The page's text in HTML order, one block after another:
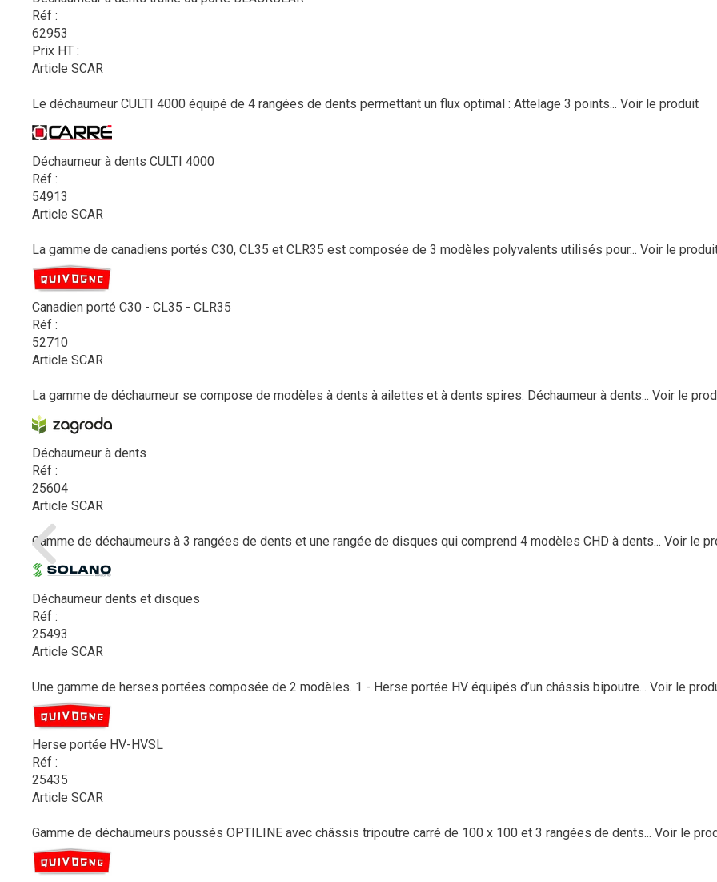
Réf :
62953
Prix HT :
Article SCAR
Le déchaumeur CULTI 4000 équipé de 4 rangées de dents permettant un flux optimal : Attelage 3 points... Voir le produit
Déchaumeur à dents CULTI 4000
Réf :
54913
Article SCAR
La gamme de canadiens portés C30, CL35 et CLR35 est composée de 3 modèles polyvalents utilisés pour... Voir le
Canadien porté C30 - CL35 - CLR35
Réf :
52710
Article SCAR
La gamme de déchaumeur se compose de modèles à dents à ailettes et à dents spires. Déchaumeur à dents... Voir le
Déchaumeur à dents
Réf :
25604
Article SCAR
Gamme de déchaumeurs à 3 rangées de dents et une rangée de disques qui comprend 4 modèles CHD à dents... Voir le
Déchaumeur dents et disques
Réf :
25493
Article SCAR
Une gamme de herses portées composée de 2 modèles. 1 - Herse portée HV équipés d’un châssis bipoutre... Voir le
Herse portée HV-HVSL
Réf :
25435
Article SCAR
Gamme de déchaumeurs poussés OPTILINE avec châssis tripoutre carré de 100 x 100 et 3 rangées de dents... Voir le